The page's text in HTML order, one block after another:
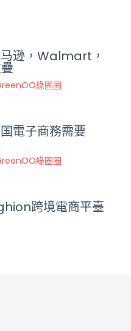
马逊，Walmart，
綠圈圈
電子商務需要
綠圈圈
跨境電商平臺